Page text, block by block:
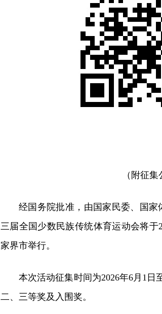
（附征集
经国务院批准，由国家民委、国
三届全国少数民族传统体育运动会将
家界市举行。
本次活动征集时间为2026年6月1日
二、三等奖及入围奖。